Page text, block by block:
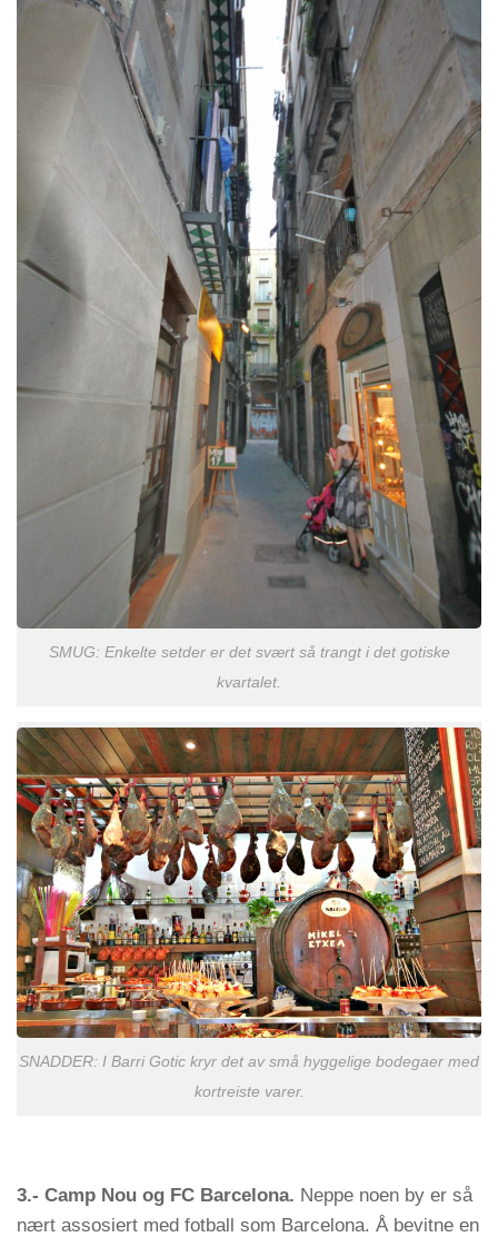
SMUG: Enkelte setder er det svært så trangt i det gotiske
kvartalet.
SNADDER: I Barri Gotic kryr det av små hyggelige bodegaer med
kortreiste varer.
3.- Camp Nou og FC Barcelona. Neppe noen by er så
nært assosiert med fotball som Barcelona. Å bevitne en